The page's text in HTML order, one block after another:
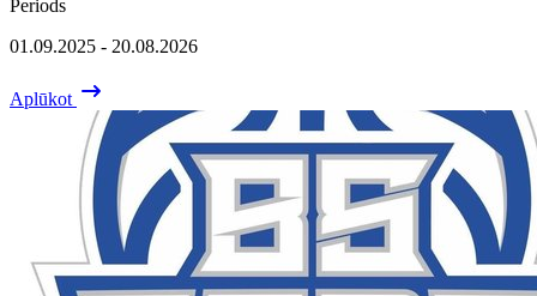
Periods
01.09.2025 - 20.08.2026
Aplūkot